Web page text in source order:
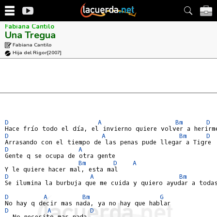
Fabiana Cantilo
Una Tregua
Fabiana Cantilo
Hija del Rigor[2007]
D A Bm
D
D
A Bm
D
D
A
Gente q se ocupa de otra gente
Bm
D
A
D
A
Bm
Se ilumina la burbuja que me cuida y quiero ayudar a
D
A Bm
G
D
A
D